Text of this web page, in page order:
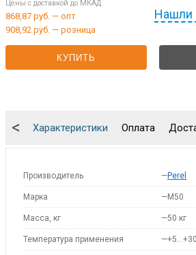
Нашли
Цены с доставкой до МКАД
868,87 руб. — опт
908,92 руб. — розница
КУПИТЬ
Характеристики Оплата
<
Производитель —Perel
Марка —M50
Масса, кг —50 кг
Температура применения —+5…+30